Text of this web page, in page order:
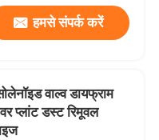
हमसे संपर्क करें
वाल्व डायफ्राम
प्लांट डस्ट रिमूवल